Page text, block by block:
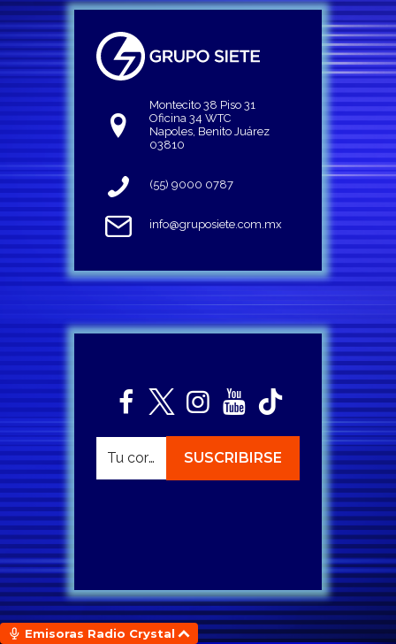
Montecito 38 Piso 31
Oficina 34 WTC
Napoles, Benito Juárez
03810
(55) 9000 0787
info@gruposiete.com.mx
Emisoras Radio Crystal